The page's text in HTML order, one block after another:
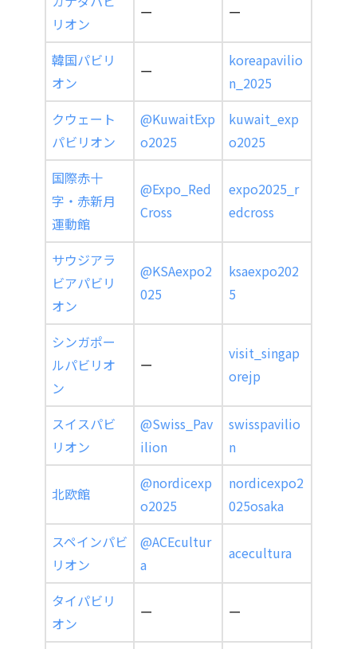
リオン
ー ー
韓国パビリ
オン
ー
koreapavilio
n_2025
クウェート
パビリオン
@KuwaitExp
o2025
kuwait_exp
o2025
国際赤十
字・赤新月
運動館
@Expo_Red
Cross
expo2025_r
edcross
サウジアラ
ビアパビリ
オン
@KSAexpo2
025
ksaexpo202
5
シンガポー
ルパビリオ
ン
ー
visit_singap
orejp
スイスパビ
リオン
@Swiss_Pav
ilion
swisspavilio
n
北欧館
@nordicexp
o2025
nordicexpo2
025osaka
スペインパビ
リオン
@ACEcultur
a
acecultura
タイパビリ
オン
ー ー